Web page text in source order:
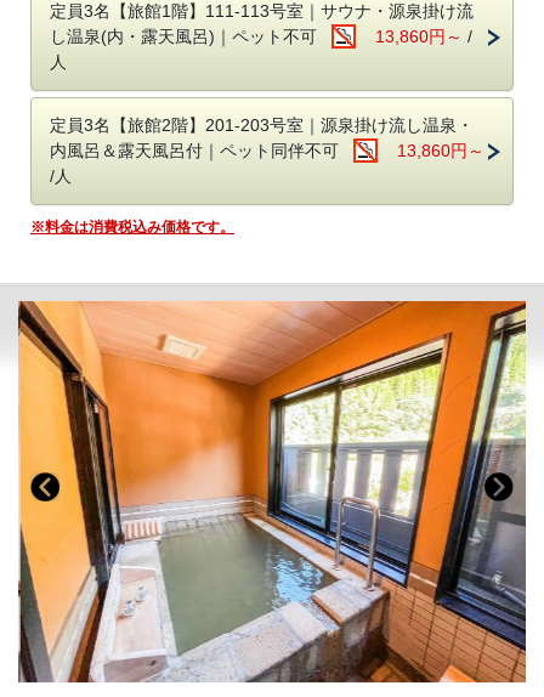
■温泉について
お部屋内についたお風呂は完全貸切で24時間いつでもご入浴いただけま
お風呂の周りは壁があり、他の部屋からは見えませんので安心してお楽
しみください。
●持ち込みは自由
持ち込み料は不要。お好きな食材をお持ちください。
鹿児島空港及び国分駅まで無料送迎（要予約）
予約時の備考欄に希望の送迎時間をご記入ください。
チェックイン前：15時、16時、17時、18時、19時
チェックアウト後：8時、9時、10時、11時
※チェックイン・アウト時間に準じます
※当日予約の送迎は、お受けできない場合がございます。
■お子様の料金について
グランピング・温泉旅館グランピング：小学生は大人1名の30％分
旅館：2,970円
※食事代込
幼児は無料。
18歳未満のお客様で、親権者の同伴なく宿泊する場合は、親権者様に同
意書のご記入をお願いしております。当日チェックイン時フロントへご
提出ください。
チェックイン時点で18歳未満の方が対象です。宿泊中に18歳に切り替わ
る場合は同意書が必要になります。
■お部屋
（全室源泉掛け流し温泉・24時間入浴可能 ）
◇111-113号室
お部屋：桃[もも]／柚[ゆず]／花梨[かりん]
階数：1階
定員：大人3名様（お子様添い寝可）
広さ：28.45㎡（お風呂、トイレ、収納含む）
露天風呂・内風呂・サウナ・水風呂付き
◇201-203号室
お部屋：四葉[よつば]・睡蓮[すいれん]・蒲公英[たんぽぽ]
階数：2階（エレベーターなし）
定員：大人3名様（お子様添い寝可）
広さ：32.8㎡ (お風呂、トイレ、収納含む）
露天風呂・内風呂付き
※サウナ付きをご希望の方は111-113号室をお選びください
●設備
お部屋には以下が備わっています。
・ツインベッド／ベッドサイズ：横98x縦190×2台
※2台をつなげてキングサイズ1台としてもご利用いただけます
※3名のときは敷布団を1名分敷かせていただきます。
※ベビーベッドが必要な場合お申し付け下さい。
・全室40型以上のインターネット対応テレビ完備
・源泉かけ流し露天風呂＆内風呂
・ナノケアドライヤー
定員3名【旅館1階】111-113号室｜サウナ・源泉掛け流
し温泉(内・露天風呂)｜ペット不可
13,860円～ /
人
定員3名【旅館2階】201-203号室｜源泉掛け流し温泉・
内風呂＆露天風呂付｜ペット同伴不可
13,860円～
/人
※料金は消費税込み価格です。